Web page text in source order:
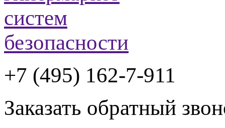
+7 (495) 162-7-911
Заказать обратный